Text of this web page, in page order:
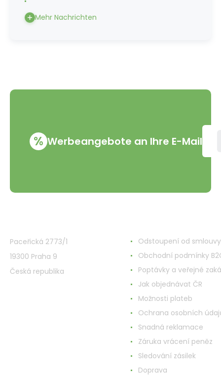
Mehr Nachrichten
% Werbeangebote an Ihre E-Mail
Paceřická 2773/1
19300 Praha 9
Česká republika
Odstoupení od smlouvy
Obchodní podmínky
Poptávky a veřejné
Jak objednávat ČR
Možnosti plateb
Ochrana osobních
Snadná reklamace
Záruka vrácení peněz
Sledování zásilek
Doprava